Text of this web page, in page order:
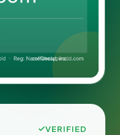
VERIFIED